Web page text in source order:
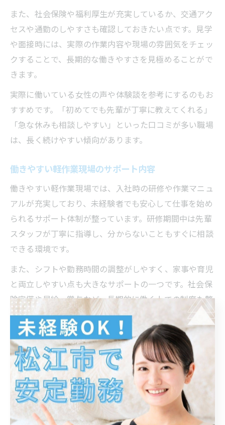
また、社会保険や福利厚生が充実しているか、交通アク
セスや通勤のしやすさも確認しておきたい点です。見学
や面接時には、実際の作業内容や現場の雰囲気をチェッ
クすることで、長期的な働きやすさを見極めることがで
きます。
実際に働いている女性の声や体験談を参考にするのもお
すすめです。「初めてでも先輩が丁寧に教えてくれる」
「急な休みも相談しやすい」といった口コミが多い職場
は、長く続けやすい傾向があります。
働きやすい軽作業現場のサポート内容
働きやすい軽作業現場では、入社時の研修や作業マニュ
アルが充実しており、未経験者でも安心して仕事を始め
られるサポート体制が整っています。研修期間中は先輩
スタッフが丁寧に指導し、分からないこともすぐに相談
できる環境です。
また、シフトや勤務時間の調整がしやすく、家事や育児
と両立しやすい点も大きなサポートの一つです。社会保
険完備や昇給・賞与など、長期的に働く上での制度も整
備されています。
困ったときのフォロー体制や、職場内でのコミュニケー
ションのしやすさも魅力です。「子どもの急な体調不良
でも快く休ませてもらえた」「分からない作業も丁寧に
教えてもらえた」という声が多く、安心して長く働ける
環境が実現しています。